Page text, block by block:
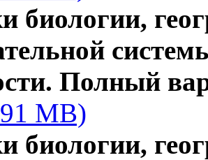
биологии,
Полный
MB)
биологии,